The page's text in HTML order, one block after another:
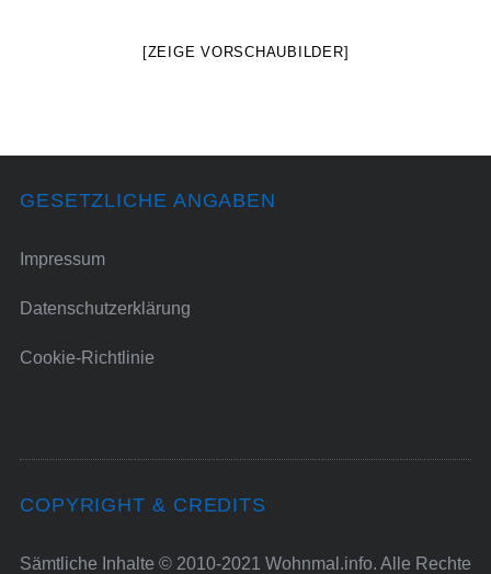
[ZEIGE VORSCHAUBILDER]
GESETZLICHE ANGABEN
Impressum
Datenschutzerklärung
Cookie-Richtlinie
COPYRIGHT & CREDITS
Sämtliche Inhalte © 2010-2021 Wohnmal.info. Alle Rechte